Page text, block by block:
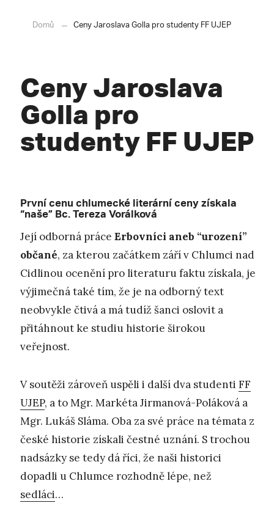
Domů Ceny Jaroslava Golla pro studenty FF UJEP
Ceny Jaroslava
Golla pro
studenty FF UJEP
První cenu chlumecké literární ceny získala
“naše” Bc. Tereza Vorálková
Její odborná práce Erbovníci aneb “urození”
občané, za kterou začátkem září v Chlumci nad
Cidlinou ocenění pro literaturu faktu získala, je
výjimečná také tím, že je na odborný text
neobvykle čtivá a má tudíž šanci oslovit a
přitáhnout ke studiu historie širokou
veřejnost.
V soutěži zároveň uspěli i další dva studenti FF
UJEP, a to Mgr. Markéta Jirmanová-Poláková a
Mgr. Lukáš Sláma. Oba za své práce na témata z
české historie získali čestné uznání. S trochou
nadsázky se tedy dá říci, že naši historici
dopadli u Chlumce rozhodně lépe, než
sedláci…